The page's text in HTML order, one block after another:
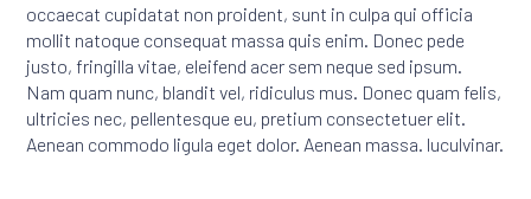
occaecat cupidatat non proident, sunt in culpa qui officia
mollit natoque consequat massa quis enim. Donec pede
justo, fringilla vitae, eleifend acer sem neque sed ipsum.
Nam quam nunc, blandit vel, ridiculus mus. Donec quam felis,
ultricies nec, pellentesque eu, pretium consectetuer elit.
Aenean commodo ligula eget dolor. Aenean massa. luculvinar.